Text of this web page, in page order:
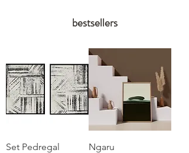
bestsellers
Set Pedregal
Ngaru